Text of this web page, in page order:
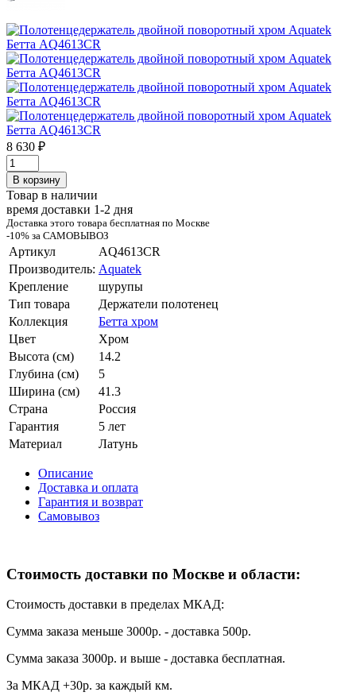
8 630 ₽
В корзину
Товар в наличии
время доставки 1-2 дня
Доставка этого товара бесплатная по Москве
-10% за САМОВЫВОЗ
Артикул
AQ4613CR
Производитель: Aquatek
Крепление
шурупы
Тип товара
Держатели полотенец
Коллекция
Бетта хром
Цвет
Хром
Высота (см)
14.2
Глубина (см)
5
Ширина (см)
41.3
Страна
Россия
Гарантия
5 лет
Материал
Латунь
Описание
Доставка и оплата
Гарантия и возврат
Самовывоз
Стоимость доставки по Москве и области:
Стоимость доставки в пределах МКАД:
Сумма заказа меньше 3000р. - доставка 500р.
Сумма заказа 3000р. и выше - доставка бесплатная.
За МКАД +30р. за каждый км.